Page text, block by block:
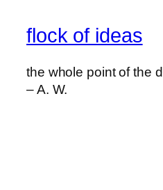
flock of ideas
the whole point of the
– A. W.